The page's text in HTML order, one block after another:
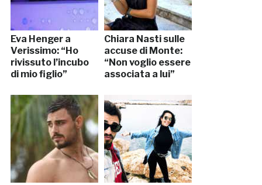
Eva Henger a
Verissimo: “Ho
rivissuto l’incubo
di mio figlio”
Chiara Nasti sulle
accuse di Monte:
“Non voglio essere
associata a lui”